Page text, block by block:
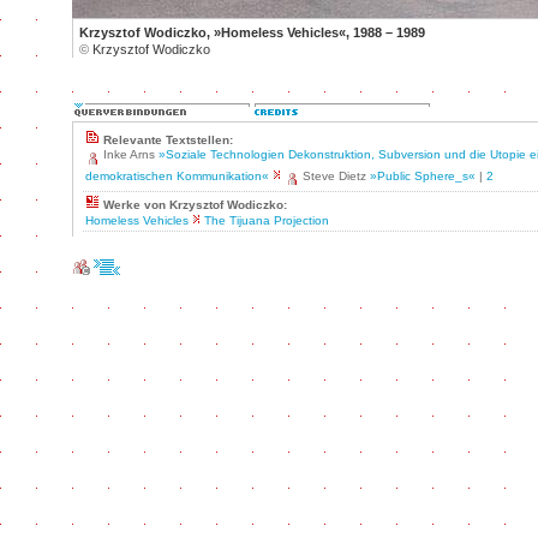
Krzysztof Wodiczko, »Homeless Vehicles«, 1988 – 1989
© Krzysztof Wodiczko
Relevante Textstellen:
Inke Arns »Soziale Technologien Dekonstruktion, Subversion und die Utopie
demokratischen Kommunikation«
Steve Dietz »Public Sphere_s« | 2
Werke von Krzysztof Wodiczko:
Homeless Vehicles
The Tijuana Projection